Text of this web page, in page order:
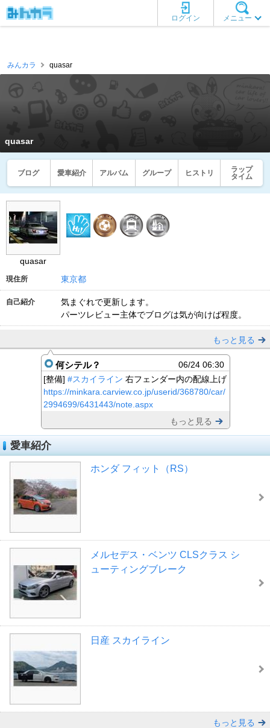
メニュー
ログイン
みんカラ quasar
quasar
ブログ 愛車紹介 アルバム グループ ヒストリ
ラップ
タイム
quasar
現住所 東京都
自己紹介
気まぐれで更新します。
パーツレビュー主体でブログは気が向けば程度。
もっと見る
何シテル？
06/24 06:30
[整備] #スカイライン 右フェンダー内の配線上げ
https://minkara.carview.co.jp/userid/368780/car/
2994699/6431443/note.aspx
もっと見る
愛車紹介
ホンダ フィット（RS）
メルセデス・ベンツ CLSクラス シ
ューティングブレーク
日産 スカイライン
もっと見る